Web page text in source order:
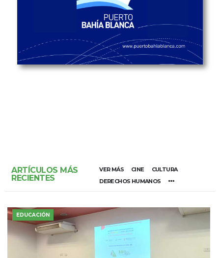
ARTÍCULOS MÁS
RECIENTES
VER MÁS CINE
CULTURA
DERECHOS HUMANOS
EDUCACIÓN